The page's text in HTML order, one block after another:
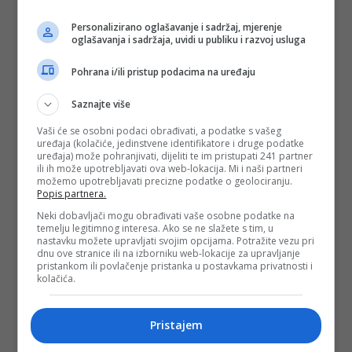
Personalizirano oglašavanje i sadržaj, mjerenje
oglašavanja i sadržaja, uvidi u publiku i razvoj usluga
Pohrana i/ili pristup podacima na uređaju
Saznajte više
Vaši će se osobni podaci obrađivati, a podatke s vašeg
uređaja (kolačiće, jedinstvene identifikatore i druge podatke
uređaja) može pohranjivati, dijeliti te im pristupati 241 partner
ili ih može upotrebljavati ova web-lokacija. Mi i naši partneri
možemo upotrebljavati precizne podatke o geolociranju.
Popis partnera.
Neki dobavljači mogu obrađivati vaše osobne podatke na
temelju legitimnog interesa. Ako se ne slažete s tim, u
nastavku možete upravljati svojim opcijama. Potražite vezu pri
dnu ove stranice ili na izborniku web-lokacije za upravljanje
pristankom ili povlačenje pristanka u postavkama privatnosti i
kolačića.
Pristajem